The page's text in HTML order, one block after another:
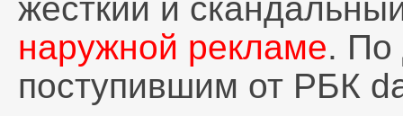
жесткий и
наружной рекламе. По
поступившим от РБК